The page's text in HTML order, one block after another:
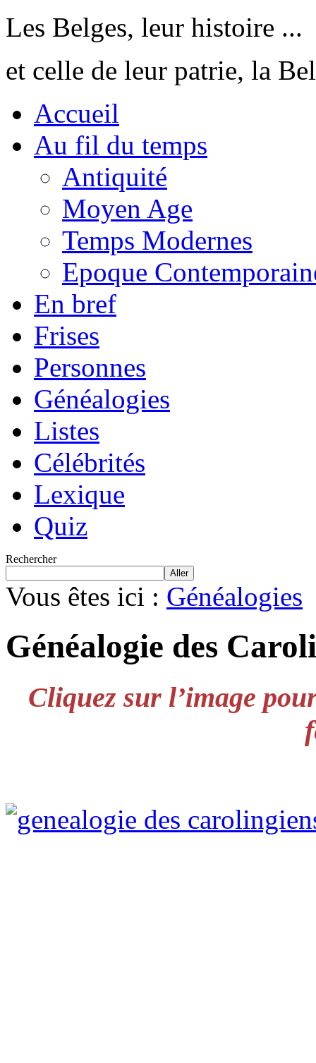
Les Belges, leur histoire ...
et celle de leur patrie, la
Accueil
Au fil du temps
Antiquité
Moyen Age
Temps Modernes
Epoque
En bref
Frises
Personnes
Généalogies
Listes
Célébrités
Lexique
Quiz
Rechercher
Aller
Vous êtes ici : Généalogies
Généalogie des
Cliquez sur l’image